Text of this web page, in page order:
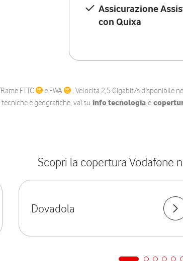
Assicurazione
con Quixa
FTTC e FWA . Velocità 2,5 Gigabit/s disponibile
e geografiche, vai su info tecnologia e
Scopri la copertura Vodafone
Dovadola